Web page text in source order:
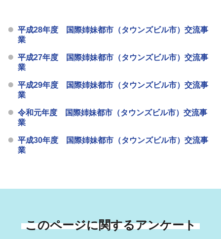
平成28年度 国際姉妹都市（タウンズビル市）交流事
業
平成27年度 国際姉妹都市（タウンズビル市）交流事
業
平成29年度 国際姉妹都市（タウンズビル市）交流事
業
令和元年度 国際姉妹都市（タウンズビル市）交流事
業
平成30年度 国際姉妹都市（タウンズビル市）交流事
業
このページに関するアンケート